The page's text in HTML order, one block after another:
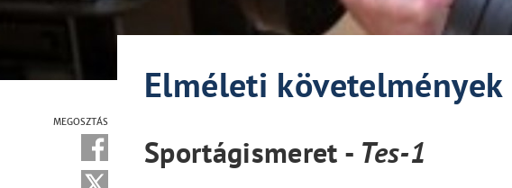
MEGOSZTÁS
Elméleti követelmények
Sportágismeret - Tes-1